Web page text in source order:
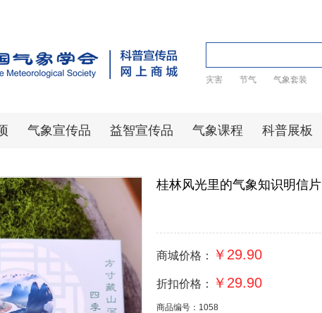
灾害 节气 气象套装
气象宣传品 益智宣传品 气象课程 科普展板
桂林风光里的气象知识明信片
商城价格： ￥29.90
折扣价格： ￥29.90
商品编号：1058